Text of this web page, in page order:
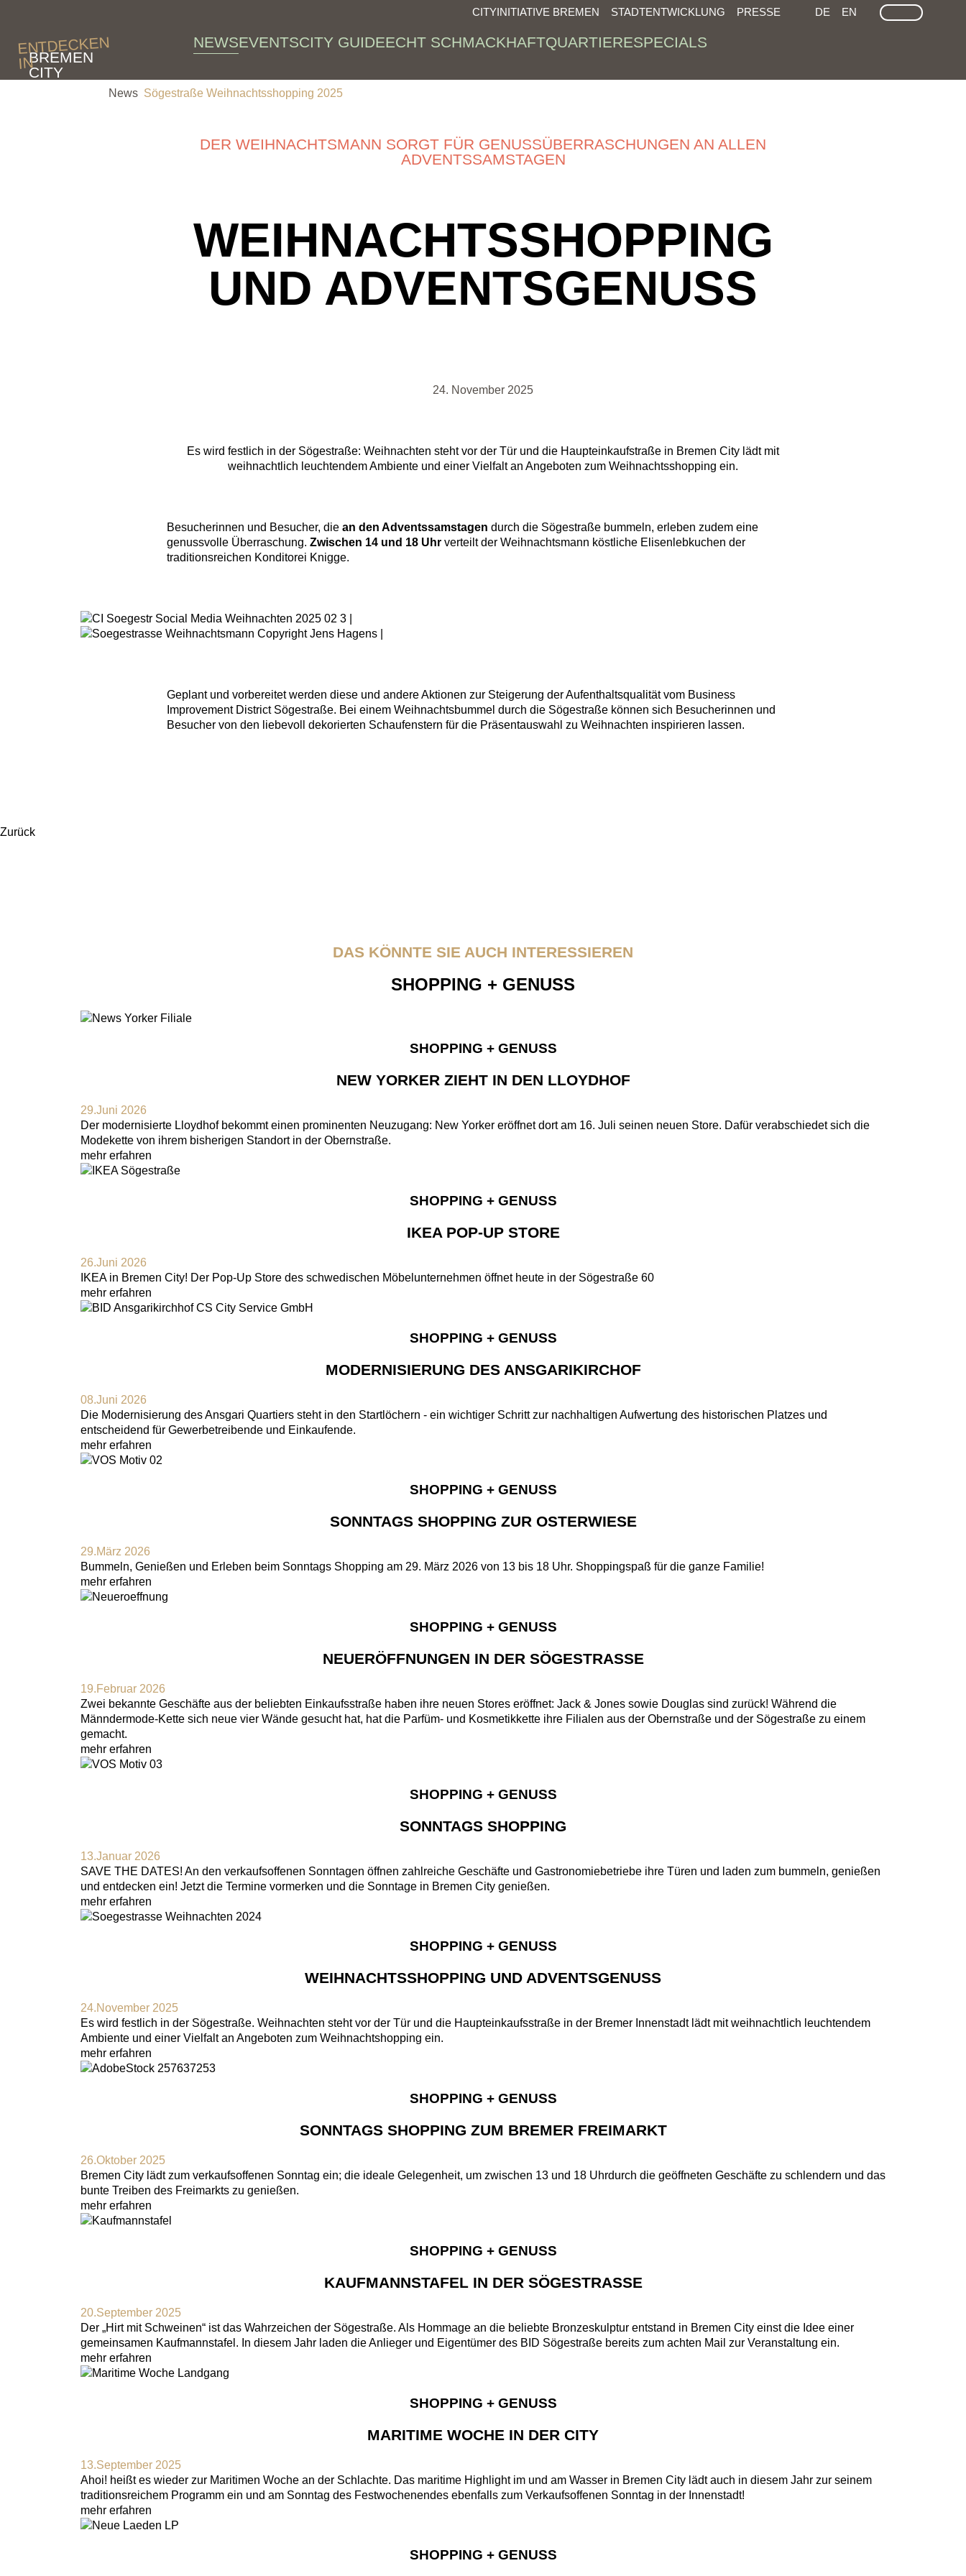
CITYINITIATIVE BREMEN STADTENTWICKLUNG PRESSE LEICHTE SPRACHE
GEÄRDEN SPRACHEN
DE EN SUCHE
ENTDECKEN
INBREMEN
CITY
NEWSEVENTSCITY GUIDEECHT SCHMACKHAFTQUARTIERESPECIALS
News Sögestraße Weihnachtsshopping 2025
DER WEIHNACHTSMANN SORGT FÜR GENUSSÜBERRASCHUNGEN AN ALLEN
ADVENTSSAMSTAGEN
WEIHNACHTSSHOPPING
UND ADVENTSGENUSS
24. November 2025
Es wird festlich in der Sögestraße: Weihnachten steht vor der Tür und die Haupteinkaufstraße in Bremen City lädt mit
weihnachtlich leuchtendem Ambiente und einer Vielfalt an Angeboten zum Weihnachtsshopping ein.
Besucherinnen und Besucher, die an den Adventssamstagen durch die Sögestraße bummeln, erleben zudem eine
genussvolle Überraschung. Zwischen 14 und 18 Uhr verteilt der Weihnachtsmann köstliche Elisenlebkuchen der
traditionsreichen Konditorei Knigge.
Geplant und vorbereitet werden diese und andere Aktionen zur Steigerung der Aufenthaltsqualität vom Business
Improvement District Sögestraße. Bei einem Weihnachtsbummel durch die Sögestraße können sich Besucherinnen und
Besucher von den liebevoll dekorierten Schaufenstern für die Präsentauswahl zu Weihnachten inspirieren lassen.
Zurück
DAS KÖNNTE SIE AUCH INTERESSIEREN
SHOPPING + GENUSS
SHOPPING + GENUSS
NEW YORKER ZIEHT IN DEN LLOYDHOF
29.Juni 2026
Der modernisierte Lloydhof bekommt einen prominenten Neuzugang: New Yorker eröffnet dort am 16. Juli seinen neuen Store. Dafür verabschiedet sich die
Modekette von ihrem bisherigen Standort in der Obernstraße.
mehr erfahren
SHOPPING + GENUSS
IKEA POP-UP STORE
26.Juni 2026
IKEA in Bremen City! Der Pop-Up Store des schwedischen Möbelunternehmen öffnet heute in der Sögestraße 60
mehr erfahren
SHOPPING + GENUSS
MODERNISIERUNG DES ANSGARIKIRCHOF
08.Juni 2026
Die Modernisierung des Ansgari Quartiers steht in den Startlöchern - ein wichtiger Schritt zur nachhaltigen Aufwertung des historischen Platzes und
entscheidend für Gewerbetreibende und Einkaufende.
mehr erfahren
SHOPPING + GENUSS
SONNTAGS SHOPPING ZUR OSTERWIESE
29.März 2026
Bummeln, Genießen und Erleben beim Sonntags Shopping am 29. März 2026 von 13 bis 18 Uhr. Shoppingspaß für die ganze Familie!
mehr erfahren
SHOPPING + GENUSS
NEUERÖFFNUNGEN IN DER SÖGESTRASSE
19.Februar 2026
Zwei bekannte Geschäfte aus der beliebten Einkaufsstraße haben ihre neuen Stores eröffnet: Jack & Jones sowie Douglas sind zurück! Während die
Männdermode-Kette sich neue vier Wände gesucht hat, hat die Parfüm- und Kosmetikkette ihre Filialen aus der Obernstraße und der Sögestraße zu einem
gemacht.
mehr erfahren
SHOPPING + GENUSS
SONNTAGS SHOPPING
13.Januar 2026
SAVE THE DATES! An den verkaufsoffenen Sonntagen öffnen zahlreiche Geschäfte und Gastronomiebetriebe ihre Türen und laden zum bummeln, genießen
und entdecken ein! Jetzt die Termine vormerken und die Sonntage in Bremen City genießen.
mehr erfahren
SHOPPING + GENUSS
WEIHNACHTSSHOPPING UND ADVENTSGENUSS
24.November 2025
Es wird festlich in der Sögestraße. Weihnachten steht vor der Tür und die Haupteinkaufsstraße in der Bremer Innenstadt lädt mit weihnachtlich leuchtendem
Ambiente und einer Vielfalt an Angeboten zum Weihnachtshopping ein.
mehr erfahren
SHOPPING + GENUSS
SONNTAGS SHOPPING ZUM BREMER FREIMARKT
26.Oktober 2025
Bremen City lädt zum verkaufsoffenen Sonntag ein; die ideale Gelegenheit, um zwischen 13 und 18 Uhrdurch die geöffneten Geschäfte zu schlendern und das
bunte Treiben des Freimarkts zu genießen.
mehr erfahren
SHOPPING + GENUSS
KAUFMANNSTAFEL IN DER SÖGESTRASSE
20.September 2025
Der „Hirt mit Schweinen“ ist das Wahrzeichen der Sögestraße. Als Hommage an die beliebte Bronzeskulptur entstand in Bremen City einst die Idee einer
gemeinsamen Kaufmannstafel. In diesem Jahr laden die Anlieger und Eigentümer des BID Sögestraße bereits zum achten Mail zur Veranstaltung ein.
mehr erfahren
SHOPPING + GENUSS
MARITIME WOCHE IN DER CITY
13.September 2025
Ahoi! heißt es wieder zur Maritimen Woche an der Schlachte. Das maritime Highlight im und am Wasser in Bremen City lädt auch in diesem Jahr zur seinem
traditionsreichem Programm ein und am Sonntag des Festwochenendes ebenfalls zum Verkaufsoffenen Sonntag in der Innenstadt!
mehr erfahren
SHOPPING + GENUSS